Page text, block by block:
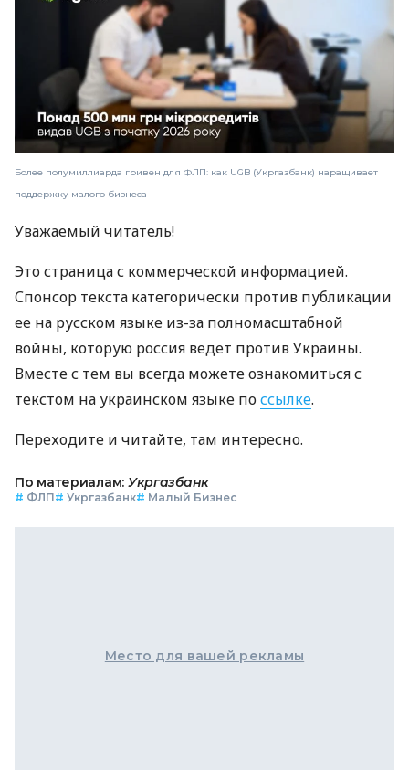
Более полумиллиарда гривен для ФЛП: как UGB (Укргазбанк) наращивает
поддержку малого бизнеса
Уважаемый читатель!
Это страница с коммерческой информацией.
Спонсор текста категорически против публикации
ее на русском языке из-за полномасштабной
войны, которую россия ведет против Украины.
Вместе с тем вы всегда можете ознакомиться с
текстом на украинском языке поссылке.
Переходите и читайте, там интересно.
По материалам: Укргазбанк
# ФЛП# Укргазбанк# Малый Бизнес
Место для вашей рекламы